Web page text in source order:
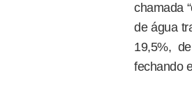
chamada
de água
19,5%,
fechando